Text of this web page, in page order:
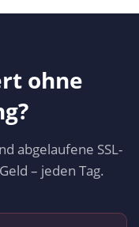
ohne
abgelaufene SSL-
– jeden Tag.